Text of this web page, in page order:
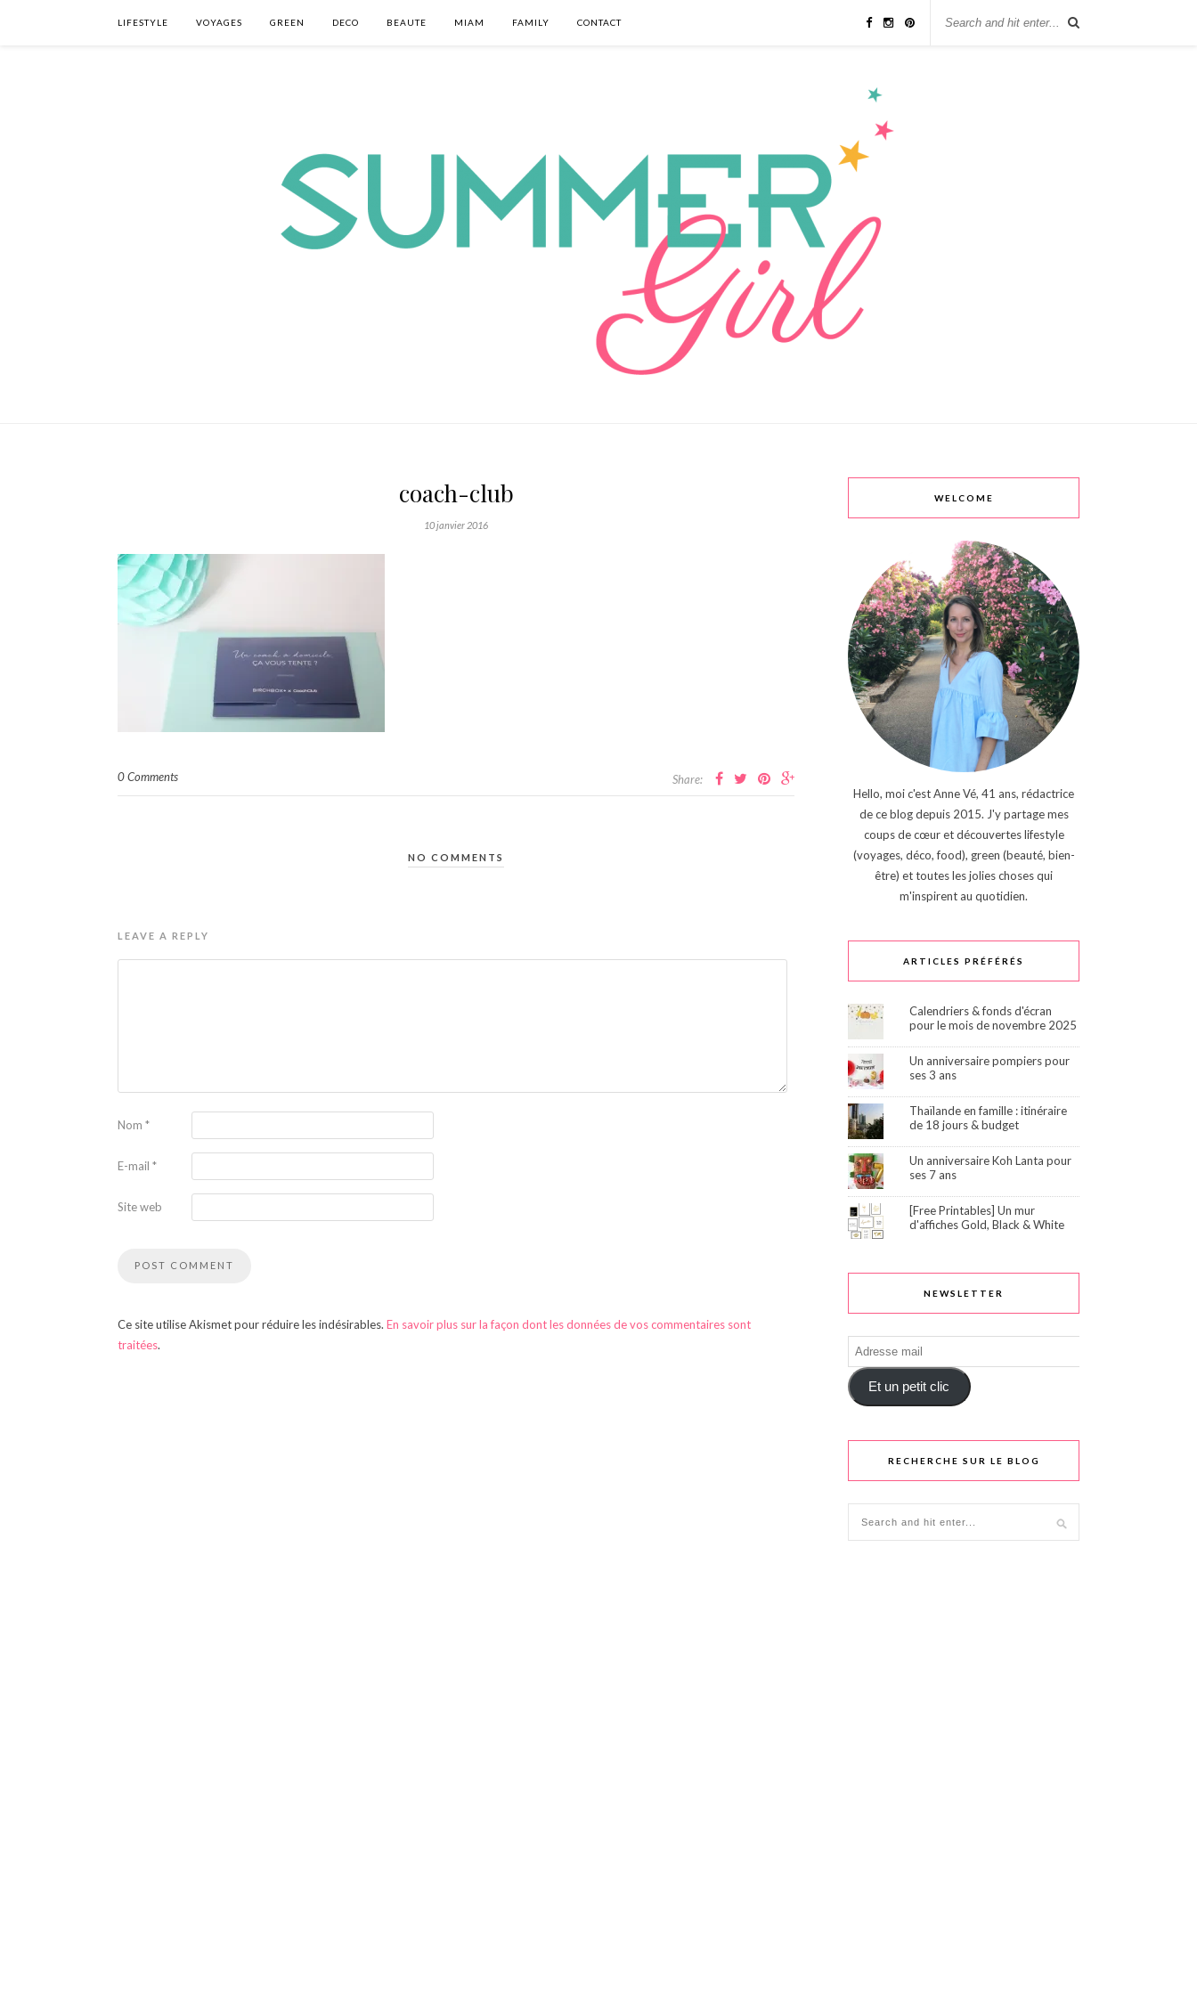
LIFESTYLE VOYAGES GREEN DECO BEAUTE MIAM FAMILY CONTACT
coach-club
10 janvier 2016
0 Comments Share:
NO COMMENTS
LEAVE A REPLY
Nom *
E-mail *
Site web
Ce site utilise Akismet pour réduire les indésirables. En savoir plus sur la façon dont les données de vos commentaires sont
traitées.
WELCOME
Hello, moi c'est Anne Vé, 41 ans, rédactrice
de ce blog depuis 2015. J'y partage mes
coups de cœur et découvertes lifestyle
(voyages, déco, food), green (beauté, bien-
être) et toutes les jolies choses qui
m'inspirent au quotidien.
ARTICLES PRÉFÉRÉS
Calendriers & fonds d'écran
pour le mois de novembre 2025
Un anniversaire pompiers pour
ses 3 ans
Thaïlande en famille : itinéraire
de 18 jours & budget
Un anniversaire Koh Lanta pour
ses 7 ans
[Free Printables] Un mur
d'affiches Gold, Black & White
NEWSLETTER
Adresse
mail
Et un petit clic
RECHERCHE SUR LE BLOG